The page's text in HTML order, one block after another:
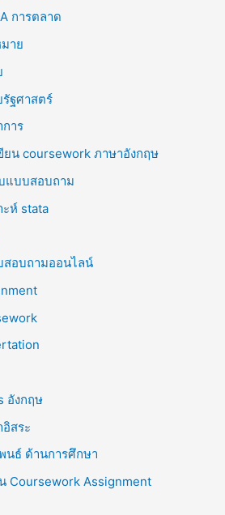
การตลาด
าย
ฐศาสตร์
าร
ยน coursework ภาษาอังกฤษ
แบบสอบถาม
ะห์ stata
สอบถามออนไลน์
อังกฤษ
สระ
นธ์ ด้านการศึกษา
Coursework Assignment